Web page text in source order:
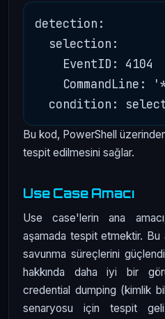
detection:
  selection:
    EventID: 4104
CommandLine:
Bu kod, PowerShell
tespit edilmesini sağlar.
Use Case Amacı
Use case'lerin ana
aşamada tespit etmektir. Bu
savunma süreçlerini
hakkında daha iyi bir
credential dumping (kimlik
senaryosu için tespit